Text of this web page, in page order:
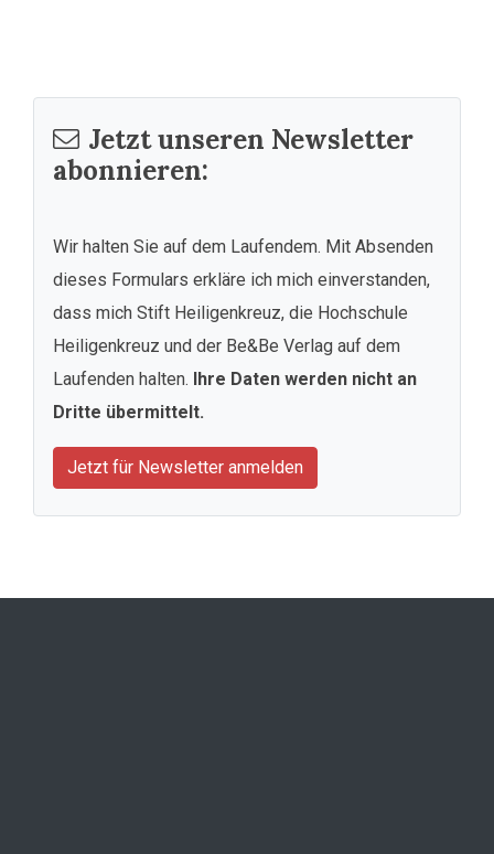
Jetzt unseren Newsletter
abonnieren:
Wir halten Sie auf dem Laufendem. Mit Absenden
dieses Formulars erkläre ich mich einverstanden,
dass mich Stift Heiligenkreuz, die Hochschule
Heiligenkreuz und der Be&Be Verlag auf dem
Laufenden halten. Ihre Daten werden nicht an
Dritte übermittelt.
Jetzt für Newsletter anmelden